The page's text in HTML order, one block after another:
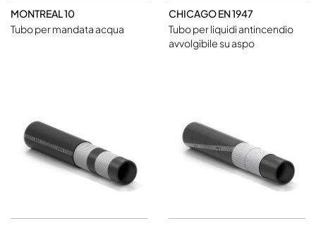
MONTREAL 10
Tubo per mandata acqua
CHICAGO EN 1947
Tubo per liquidi antincendio
avvolgibile su aspo